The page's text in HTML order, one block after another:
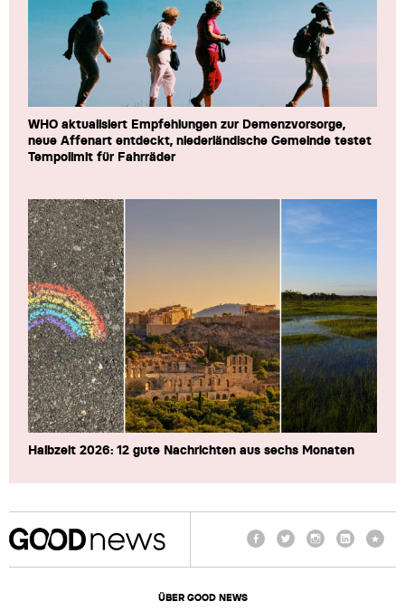
WHO aktualisiert Empfehlungen zur Demenzvorsorge,
neue Affenart entdeckt, niederländische Gemeinde testet
Tempolimit für Fahrräder
Halbzeit 2026: 12 gute Nachrichten aus sechs Monaten
ÜBER GOOD NEWS